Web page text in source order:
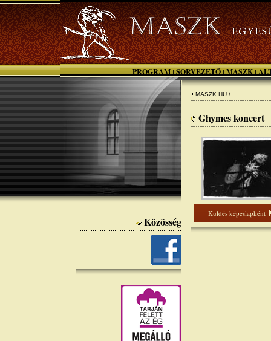
PROGRAM | SORVEZETŐ | MASZK |
Közösség
MASZK.HU /
Ghymes koncert
Küldés képeslapként